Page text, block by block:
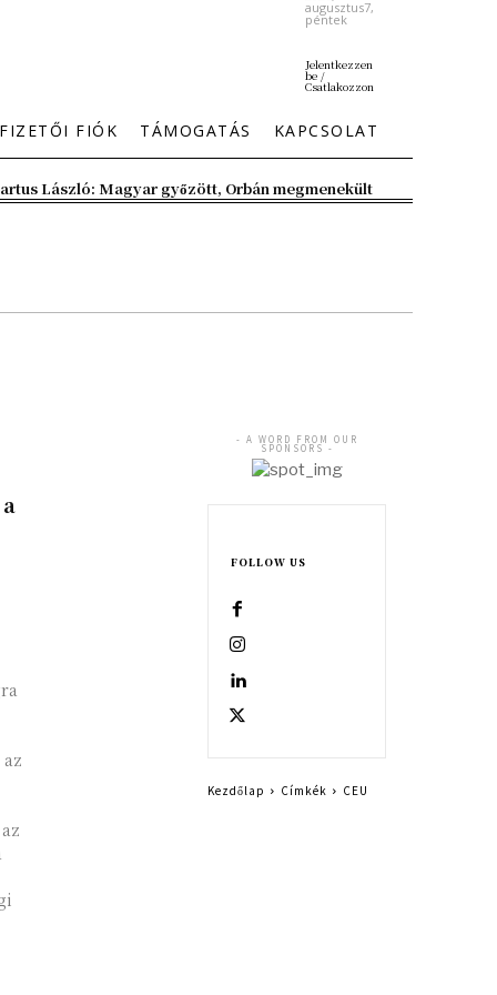
augusztus7,
péntek
Jelentkezzen
be /
Csatlakozzon
FIÓK TÁMOGATÁS KAPCSOLAT
László: Magyar győzött, Orbán megmenekült
- A WORD FROM OUR
SPONSORS -
FOLLOW US
Kezdőlap Címkék CEU